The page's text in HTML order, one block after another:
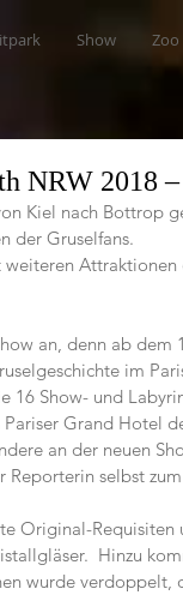
Show Zoo
NRW 2018
Kiel nach Bottrop
der Gruselfans.
an, denn ab dem
im
16 Show- und
Grand Hotel
an der neuen
selbst
Original-
Hinzu
wurde